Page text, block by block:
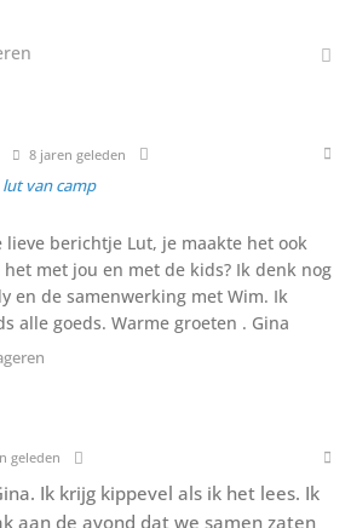
8 jaren geleden
lut van camp
lieve berichtje Lut, je maakte het ook
het met jou en met de kids? Ik denk nog
en de samenwerking met Wim. Ik
alle goeds. Warme groeten . Gina
geleden
Ik krijg kippevel als ik het lees. Ik
aan de avond dat we samen zaten